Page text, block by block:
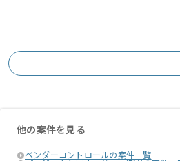
他の案件を見る
ベンダーコントロールの案件一覧